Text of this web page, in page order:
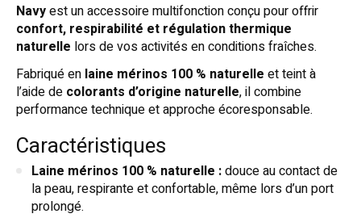
Navyest un accessoire multifonction conçu pour offrir
confort, respirabilité et régulation thermique
naturelle lors de vos activités en conditions fraîches.
Fabriqué en laine mérinos 100 % naturelle et teint à
l’aide de colorants d’origine naturelle, il combine
performance technique et approche écoresponsable.
Caractéristiques
Laine mérinos 100 % naturelle :douce au contact de
la peau, respirante et confortable, même lors d’un port
prolongé.